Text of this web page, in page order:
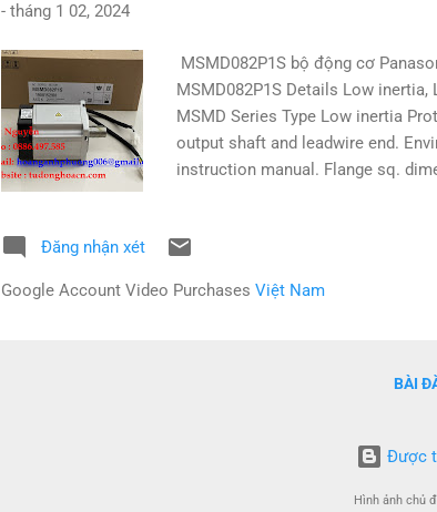
- tháng 1 02, 2024
MSMD082P1S bộ động cơ
MSMD082P1S Details Low inertia,
MSMD Series Type Low inertia
output shaft and leadwire end.
instruction manual. Flange sq.
MSMF012L1U2M
MHMF022L1C2M
MBDLN25SG MSMF082L1U2M
Đăng nhận xét
Google Account Video Purchases Việt Nam
BÀI
Được
Hình ảnh chủ